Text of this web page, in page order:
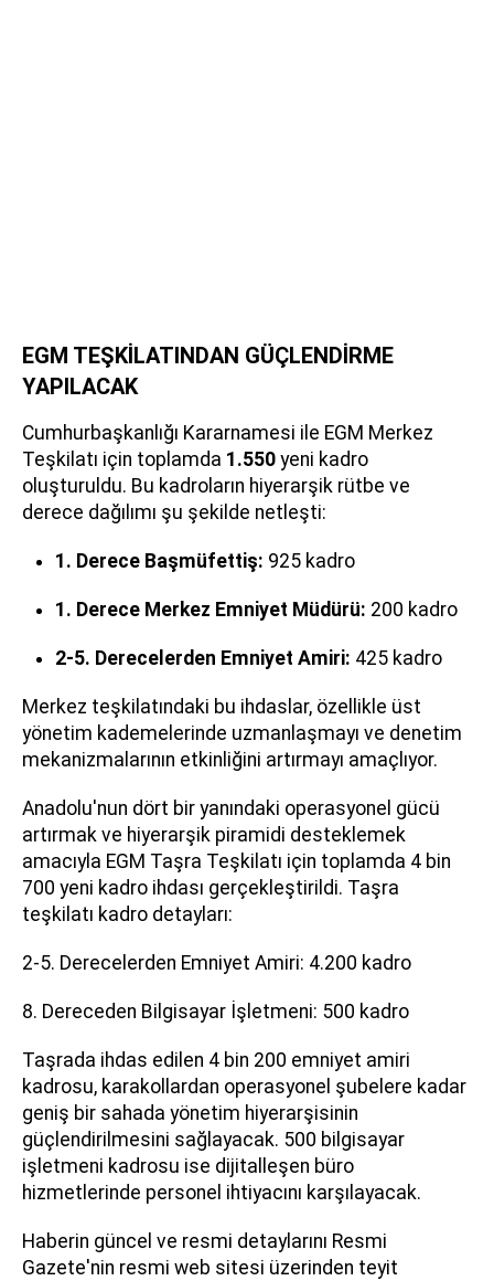
EGM TEŞKİLATINDAN GÜÇLENDİRME
YAPILACAK
Cumhurbaşkanlığı Kararnamesi ile EGM Merkez
Teşkilatı için toplamda 1.550 yeni kadro
oluşturuldu. Bu kadroların hiyerarşik rütbe ve
derece dağılımı şu şekilde netleşti:
1. Derece Başmüfettiş: 925 kadro
1. Derece Merkez Emniyet Müdürü: 200 kadro
2-5. Derecelerden Emniyet Amiri: 425 kadro
Merkez teşkilatındaki bu ihdaslar, özellikle üst
yönetim kademelerinde uzmanlaşmayı ve denetim
mekanizmalarının etkinliğini artırmayı amaçlıyor.
Anadolu'nun dört bir yanındaki operasyonel gücü
artırmak ve hiyerarşik piramidi desteklemek
amacıyla EGM Taşra Teşkilatı için toplamda 4 bin
700 yeni kadro ihdası gerçekleştirildi. Taşra
teşkilatı kadro detayları:
2-5. Derecelerden Emniyet Amiri: 4.200 kadro
8. Dereceden Bilgisayar İşletmeni: 500 kadro
Taşrada ihdas edilen 4 bin 200 emniyet amiri
kadrosu, karakollardan operasyonel şubelere kadar
geniş bir sahada yönetim hiyerarşisinin
güçlendirilmesini sağlayacak. 500 bilgisayar
işletmeni kadrosu ise dijitalleşen büro
hizmetlerinde personel ihtiyacını karşılayacak.
Haberin güncel ve resmi detaylarını Resmi
Gazete'nin resmi web sitesi üzerinden teyit